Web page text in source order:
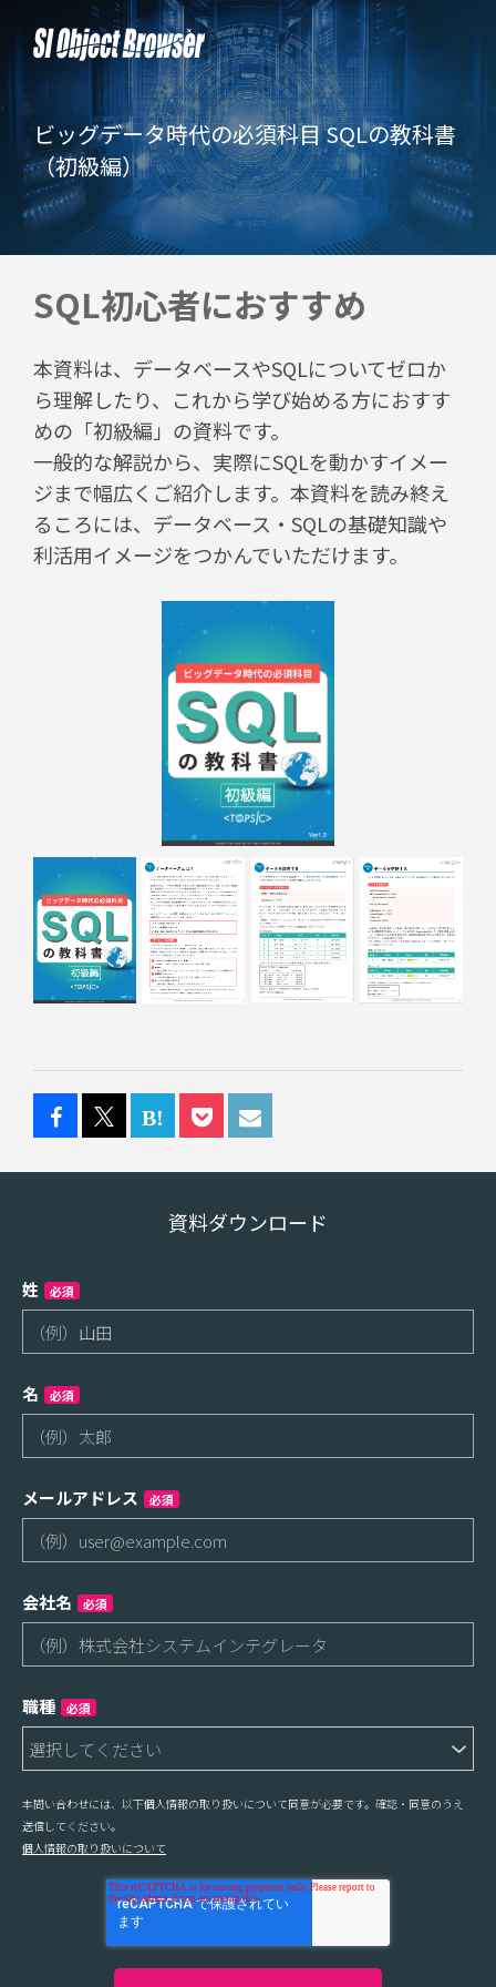
ビッグデータ時代の必須科目 SQLの教科書
（初級編）
SQL初心者におすすめ
本資料は、データベースやSQLについてゼロか
ら理解したり、これから学び始める方におすす
めの「初級編」の資料です。
一般的な解説から、実際にSQLを動かすイメー
ジまで幅広くご紹介します。本資料を読み終え
るころには、データベース・SQLの基礎知識や
利活用イメージをつかんでいただけます。
資料ダウンロード
姓 必須
名 必須
メールアドレス 必須
会社名 必須
職種 必須
本問い合わせには、以下個人情報の取り扱いについて同意が必要です。確認・同意のうえ
送信してください。
個人情報の取り扱いについて